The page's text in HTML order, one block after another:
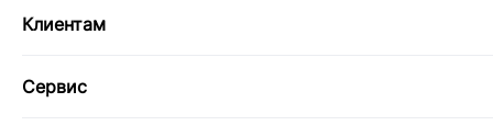
Клиентам
Сервис